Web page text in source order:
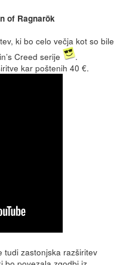
of Ragnarök
ki bo celo večja kot so bile
Creed serije
.
kar poštenih 40 €.
tudi zastonjska razširitev